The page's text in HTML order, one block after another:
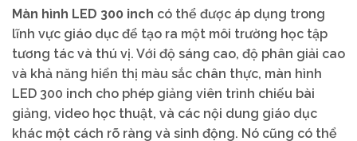
Màn hình LED 300 inch có thể được áp dụng trong
lĩnh vực giáo dục để tạo ra một môi trường học tập
tương tác và thú vị. Với độ sáng cao, độ phân giải cao
và khả năng hiển thị màu sắc chân thực, màn hình
LED 300 inch cho phép giảng viên trình chiếu bài
giảng, video học thuật, và các nội dung giáo dục
khác một cách rõ ràng và sinh động. Nó cũng có thể